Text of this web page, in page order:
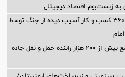
زیست‌بوم اقتصاد دیجیتال
ارائه تسهیلات به بیش از ۳۶۰۰ کسب و کار آسیب دیده از جنگ توسط
آغاز اجرای بیمه تکمیلی جامع بیش از ۲۰۰ هزار راننده حمل و نقل جاده